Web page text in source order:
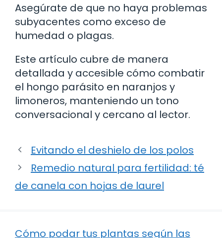
Asegúrate de que no haya problemas
subyacentes como exceso de
humedad o plagas.
Este artículo cubre de manera
detallada y accesible cómo combatir
el hongo parásito en naranjos y
limoneros, manteniendo un tono
conversacional y cercano al lector.
Evitando el deshielo de los polos
Remedio natural para fertilidad: té
de canela con hojas de laurel
Cómo podar tus plantas según las